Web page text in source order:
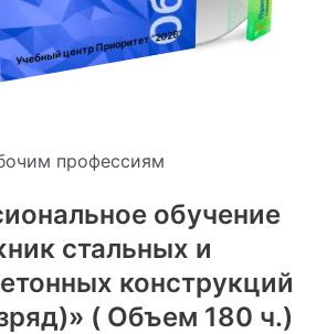
Учебный центр Приоритет"2026"
профессиям
обучение
стальных и
конструкций
( Объем 180 ч.)